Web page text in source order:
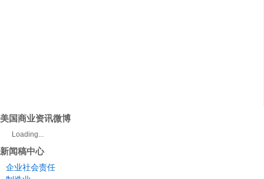
美国商业资讯微博
Loading...
新闻稿中心
企业社会责任